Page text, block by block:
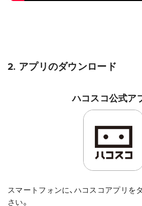
2. アプリのダウンロード
ハコスコ公式ア
スマートフォンに、ハコスコアプリを
さい。